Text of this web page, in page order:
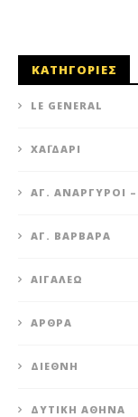
ΚΑΤΗΓΟΡΙΕΣ
LE GENERAL
XΑΪΔΆΡΙ
ΆΓ. ΑΝΆΡΓΥΡΟΙ
ΑΓ. ΒΑΡΒΆΡΑ
ΑΙΓΆΛΕΩ
ΆΡΘΡΑ
ΔΙΕΘΝΉ
ΔΥΤΙΚΉ ΑΘΉΝΑ